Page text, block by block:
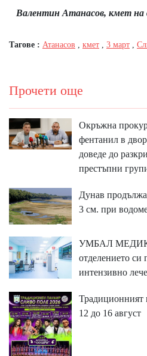
Валентин Атанасов, кмет на
Тагове : Атанасов кмет 3 март
Прочети още
Окръжна
фентанил в
доведе до
престъпни
Дунав
3 см. при
УМБАЛ МЕДИКА
отделението си
интензивно
Традиционният
12 до 16 август